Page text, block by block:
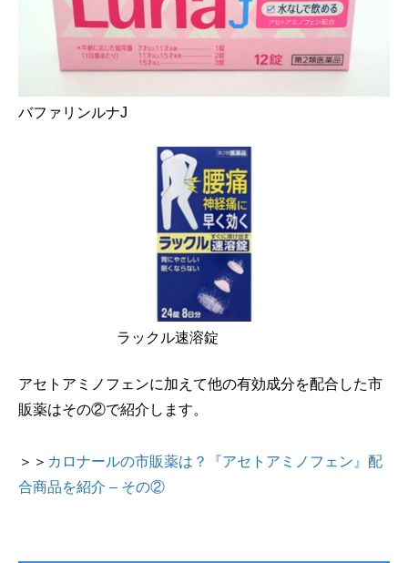
バファリンルナJ
ラックル速溶錠
アセトアミノフェンに加えて他の有効成分を配合した市
販薬はその②で紹介します。
＞＞ カロナールの市販薬は？『アセトアミノフェン』配
合商品を紹介 – その②